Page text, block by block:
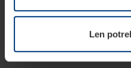
kedykoľvek zmeniť alebo
našej webovej stránky.
Len